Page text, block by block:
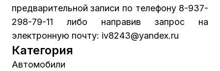
предварительной записи по телефону 8-937-
298-79-11 либо направив запрос на
электронную почту: iv8243@yandex.ru
Категория
Автомобили